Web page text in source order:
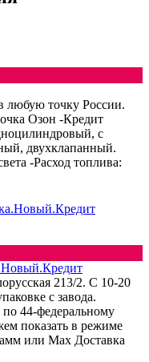
любую точку России.
Озон -Кредит
с
двухклапанный.
-Расход топлива:
213/2. С 10-20
с завода.
44-федеральному
показать в режиме
или Max Доставка